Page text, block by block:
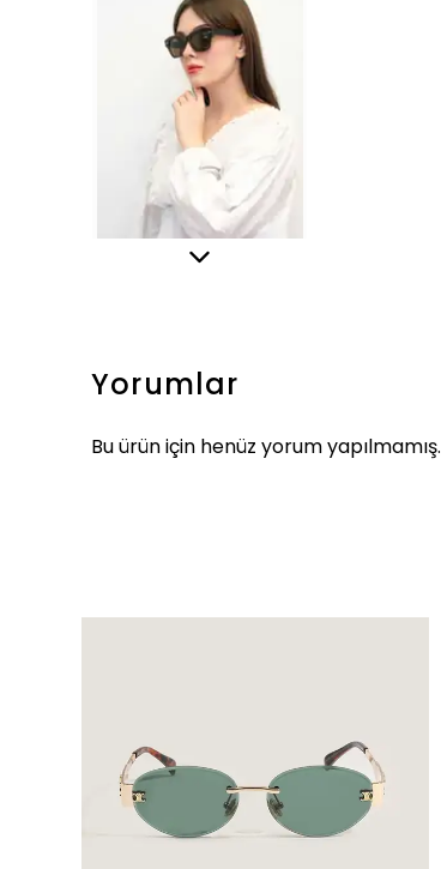
Yorumlar
Bu ürün için henüz yorum yapılmamış.